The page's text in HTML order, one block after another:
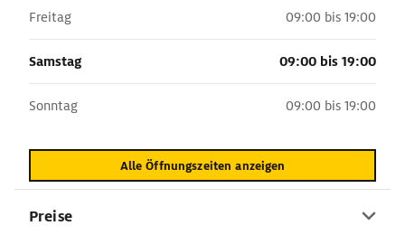
Freitag 09:00 bis 19:00
Samstag 09:00 bis 19:00
Sonntag 09:00 bis 19:00
Alle Öffnungszeiten anzeigen
Preise